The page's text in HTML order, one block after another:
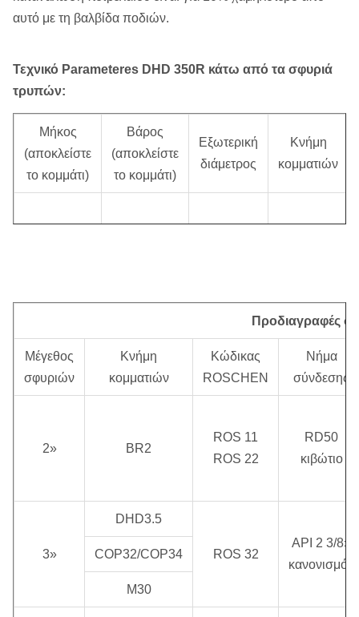
αυτό με τη βαλβίδα ποδιών.
Τεχνικό Parameteres DHD 350R κάτω από τα σφυριά
τρυπών:
Μήκος
(αποκλείστε
το κομμάτι)
Βάρος
(αποκλείστε
το κομμάτι)
Εξωτερική
διάμετρος
Κνήμη
κομματιών
Πίεση
εργασίας
αντίκτυπου
σε 0,5 MPA
Συνιστώμενη
περιστροφική ταχύτητα
MPA
Προδιαγραφές
Μέγεθος
σφυριών
Κνήμη
κομματιών
Κώδικας
ROSCHEN
Νήμα
σύνδεσης
2» BR2
ROS 11
ROS 22
RD50
κιβώτιο
3»
DHD3.5
ROS 32
API 2 3/8»
κανονισμός
COP32/COP34
M30